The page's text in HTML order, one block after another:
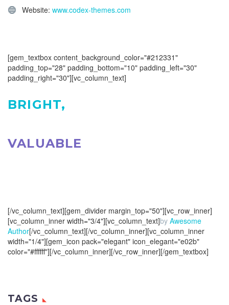
Website: www.codex-themes.com
[gem_textbox content_background_color="#212331"
padding_top="28" padding_bottom="10" padding_left="30"
padding_right="30"][vc_column_text]
BRIGHT,
VALUABLE
[/vc_column_text][gem_divider margin_top="50"][vc_row_inner]
[vc_column_inner width="3/4"][vc_column_text]by Awesome
Author[/vc_column_text][/vc_column_inner][vc_column_inner
width="1/4"][gem_icon pack="elegant" icon_elegant="e02b"
color="#ffffff"][/vc_column_inner][/vc_row_inner][/gem_textbox]
TAGS